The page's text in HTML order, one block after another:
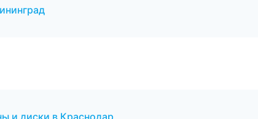
и диски в Краснодар